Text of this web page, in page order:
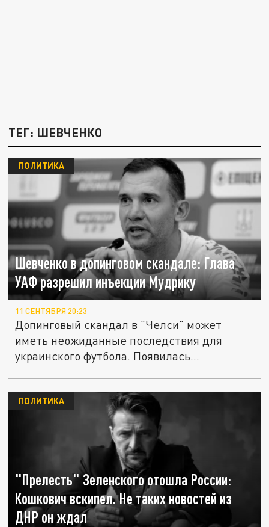
ТЕГ: ШЕВЧЕНКО
Шевченко в допинговом скандале: Глава
УАФ разрешил инъекции Мудрику
ПОЛИТИКА
11 СЕНТЯБРЯ 20:23
Допинговый скандал в "Челси" может
иметь неожиданные последствия для
украинского футбола. Появилась
"Прелесть" Зеленского отошла России:
Кошкович вскипел. Не таких новостей из
ДНР он ждал
ПОЛИТИКА